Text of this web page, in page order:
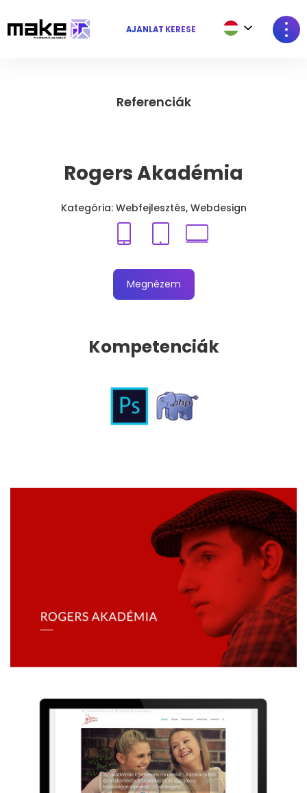
AJÁNLAT KÉRÉSE
Referenciák
Rogers Akadémia
Kategória: Webfejlesztés, Webdesign
Megnézem
Kompetenciák